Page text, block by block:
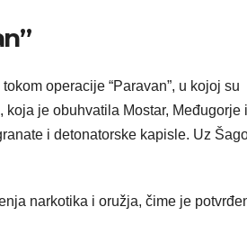
operacije “Paravan”, u kojoj su
je obuhvatila Mostar, Međugorje i
i detonatorske kapisle. Uz
narkotika i oružja, čime je